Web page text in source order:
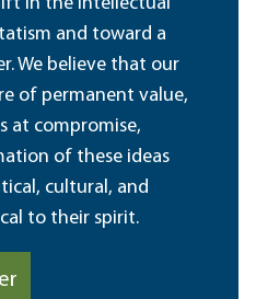
and toward a
We believe that our
of permanent value,
at compromise,
of these ideas
cultural, and
to their spirit.